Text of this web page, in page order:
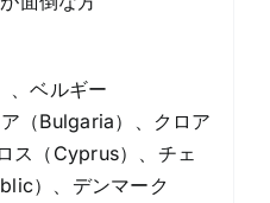
、ベルギー
（Bulgaria）、クロア
ス（Cyprus）、チェ
）、デンマーク